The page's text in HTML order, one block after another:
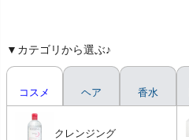
▼カテゴリから選ぶ♪
コスメ
クレンジング
ヘア 香水